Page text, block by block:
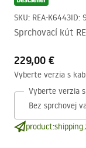
SKU: REA-K6443ID:
Sprchovací kút
229,00 €
Vyberte verzia s
Vyberte verzia